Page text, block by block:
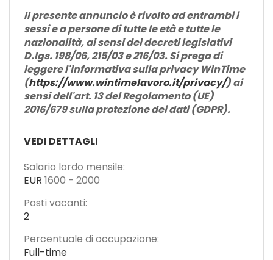
Il presente annuncio è rivolto ad entrambi i
sessi e a persone di tutte le età e tutte le
nazionalità, ai sensi dei decreti legislativi
D.lgs. 198/06, 215/03 e 216/03. Si prega di
leggere l'informativa sulla privacy WinTime
(https://www.wintimelavoro.it/privacy/) ai
sensi dell'art. 13 del Regolamento (UE)
2016/679 sulla protezione dei dati (GDPR).
VEDI DETTAGLI
Salario lordo mensile:
EUR 1600 - 2000
Posti vacanti:
2
Percentuale di occupazione:
Full-time